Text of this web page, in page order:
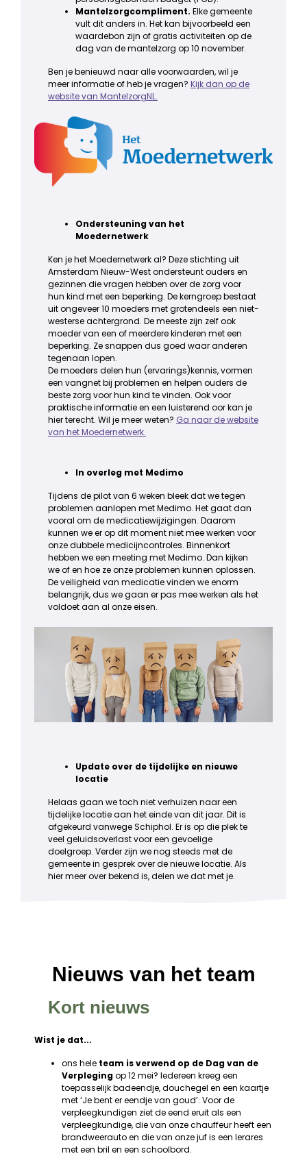
Mantelzorgcompliment. Elke gemeente
vult dit anders in. Het kan bijvoorbeeld een
waardebon zijn of gratis activiteiten op de
dag van de mantelzorg op 10 november.
Ben je benieuwd naar alle voorwaarden, wil je
meer informatie of heb je vragen? Kijk dan op de
website van MantelzorgNL.
Ondersteuning van het
Moedernetwerk
Ken je het Moedernetwerk al? Deze stichting uit
Amsterdam Nieuw-West ondersteunt ouders en
gezinnen die vragen hebben over de zorg voor
hun kind met een beperking. De kerngroep bestaat
uit ongeveer 10 moeders met grotendeels een niet-
westerse achtergrond. De meeste zijn zelf ook
moeder van een of meerdere kinderen met een
beperking. Ze snappen dus goed waar anderen
tegenaan lopen.
De moeders delen hun (ervarings)kennis, vormen
een vangnet bij problemen en helpen ouders de
beste zorg voor hun kind te vinden. Ook voor
praktische informatie en een luisterend oor kan je
hier terecht. Wil je meer weten? Ga naar de website
van het Moedernetwerk.
In overleg met Medimo
Tijdens de pilot van 6 weken bleek dat we tegen
problemen aanlopen met Medimo. Het gaat dan
vooral om de medicatiewijzigingen. Daarom
kunnen we er op dit moment niet mee werken voor
onze dubbele medicijncontroles. Binnenkort
hebben we een meeting met Medimo. Dan kijken
we of en hoe ze onze problemen kunnen oplossen.
De veiligheid van medicatie vinden we enorm
belangrijk, dus we gaan er pas mee werken als het
voldoet aan al onze eisen.
Update over de tijdelijke en nieuwe
locatie
Helaas gaan we toch niet verhuizen naar een
tijdelijke locatie aan het einde van dit jaar. Dit is
afgekeurd vanwege Schiphol. Er is op die plek te
veel geluidsoverlast voor een gevoelige
doelgroep. Verder zijn we nog steeds met de
gemeente in gesprek over de nieuwe locatie. Als
hier meer over bekend is, delen we dat met je.
Nieuws van het team
Kort nieuws
Wist je dat...
ons hele team is verwend op de Dag van de
Verplegingop 12 mei? Iedereen kreeg een
toepasselijk badeendje, douchegel en een kaartje
met ‘Je bent er eendje van goud’. Voor de
verpleegkundigen ziet de eend eruit als een
verpleegkundige, die van onze chauffeur heeft een
brandweerauto en die van onze juf is een lerares
met een bril en een schoolbord.